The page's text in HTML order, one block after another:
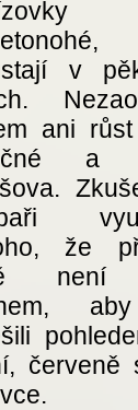
v
ani
a
že
není
červeně